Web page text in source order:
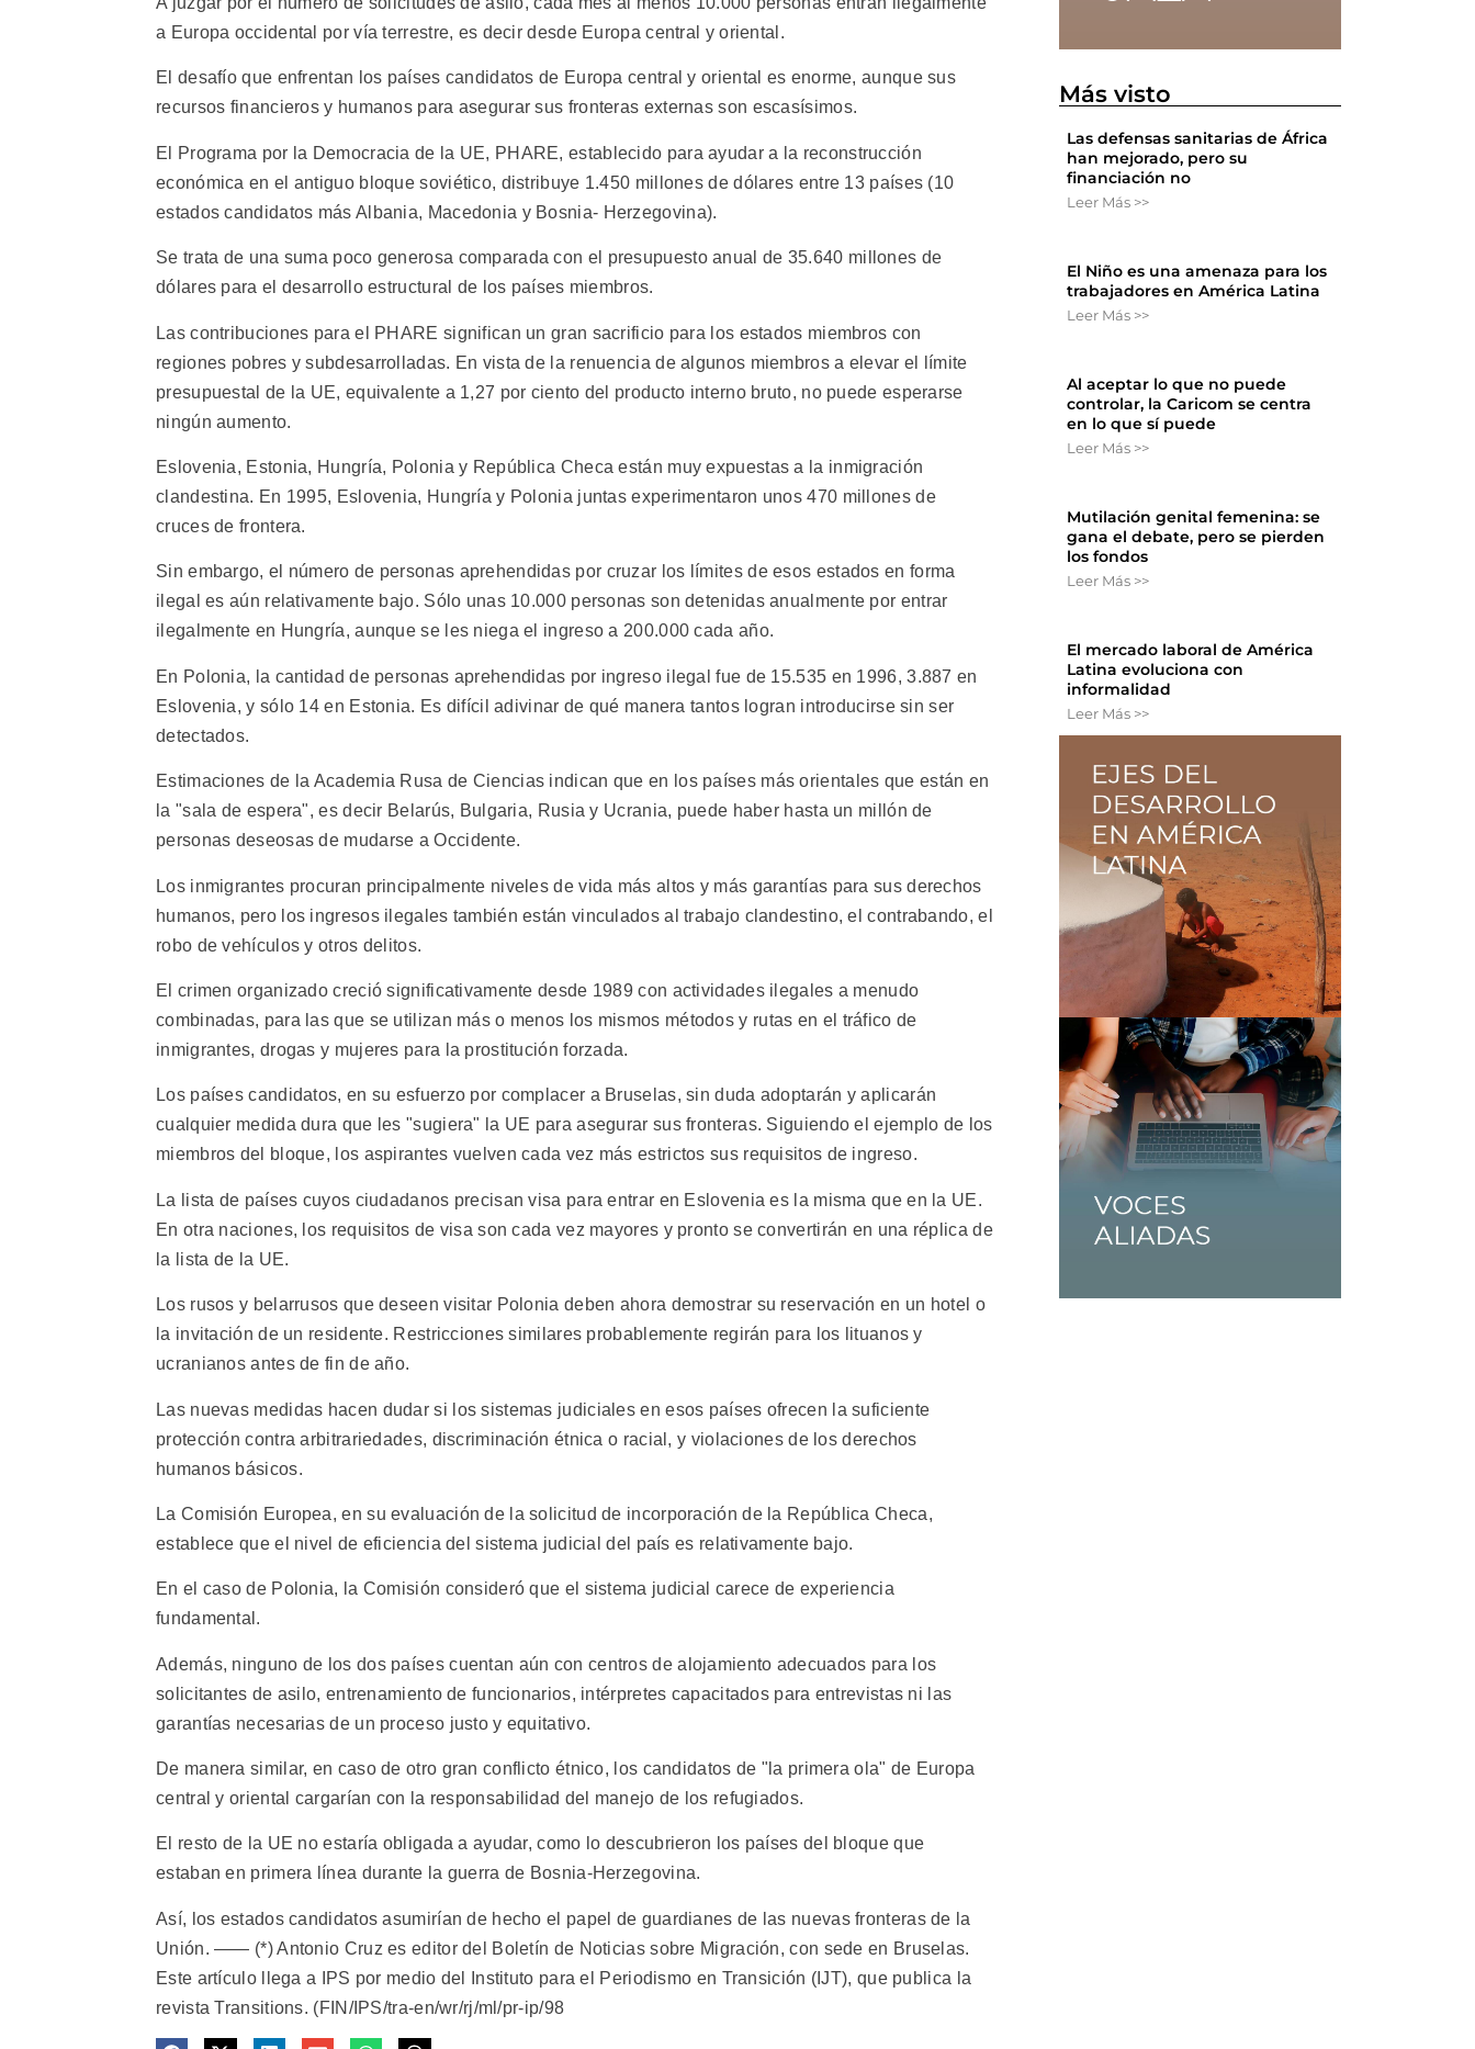
a Europa occidental por vía terrestre, es decir desde Europa central y oriental.
El desafío que enfrentan los países candidatos de Europa central y oriental es enorme, aunque sus
recursos financieros y humanos para asegurar sus fronteras externas son escasísimos.
El Programa por la Democracia de la UE, PHARE, establecido para ayudar a la reconstrucción
económica en el antiguo bloque soviético, distribuye 1.450 millones de dólares entre 13 países (10
estados candidatos más Albania, Macedonia y Bosnia- Herzegovina).
Se trata de una suma poco generosa comparada con el presupuesto anual de 35.640 millones de
dólares para el desarrollo estructural de los países miembros.
Las contribuciones para el PHARE significan un gran sacrificio para los estados miembros con
regiones pobres y subdesarrolladas. En vista de la renuencia de algunos miembros a elevar el límite
presupuestal de la UE, equivalente a 1,27 por ciento del producto interno bruto, no puede esperarse
ningún aumento.
Eslovenia, Estonia, Hungría, Polonia y República Checa están muy expuestas a la inmigración
clandestina. En 1995, Eslovenia, Hungría y Polonia juntas experimentaron unos 470 millones de
cruces de frontera.
Sin embargo, el número de personas aprehendidas por cruzar los límites de esos estados en forma
ilegal es aún relativamente bajo. Sólo unas 10.000 personas son detenidas anualmente por entrar
ilegalmente en Hungría, aunque se les niega el ingreso a 200.000 cada año.
En Polonia, la cantidad de personas aprehendidas por ingreso ilegal fue de 15.535 en 1996, 3.887 en
Eslovenia, y sólo 14 en Estonia. Es difícil adivinar de qué manera tantos logran introducirse sin ser
detectados.
Estimaciones de la Academia Rusa de Ciencias indican que en los países más orientales que están en
la "sala de espera", es decir Belarús, Bulgaria, Rusia y Ucrania, puede haber hasta un millón de
personas deseosas de mudarse a Occidente.
Los inmigrantes procuran principalmente niveles de vida más altos y más garantías para sus derechos
humanos, pero los ingresos ilegales también están vinculados al trabajo clandestino, el contrabando, el
robo de vehículos y otros delitos.
El crimen organizado creció significativamente desde 1989 con actividades ilegales a menudo
combinadas, para las que se utilizan más o menos los mismos métodos y rutas en el tráfico de
inmigrantes, drogas y mujeres para la prostitución forzada.
Los países candidatos, en su esfuerzo por complacer a Bruselas, sin duda adoptarán y aplicarán
cualquier medida dura que les "sugiera" la UE para asegurar sus fronteras. Siguiendo el ejemplo de los
miembros del bloque, los aspirantes vuelven cada vez más estrictos sus requisitos de ingreso.
La lista de países cuyos ciudadanos precisan visa para entrar en Eslovenia es la misma que en la UE.
En otra naciones, los requisitos de visa son cada vez mayores y pronto se convertirán en una réplica de
la lista de la UE.
Los rusos y belarrusos que deseen visitar Polonia deben ahora demostrar su reservación en un hotel o
la invitación de un residente. Restricciones similares probablemente regirán para los lituanos y
ucranianos antes de fin de año.
Las nuevas medidas hacen dudar si los sistemas judiciales en esos países ofrecen la suficiente
protección contra arbitrariedades, discriminación étnica o racial, y violaciones de los derechos
humanos básicos.
La Comisión Europea, en su evaluación de la solicitud de incorporación de la República Checa,
establece que el nivel de eficiencia del sistema judicial del país es relativamente bajo.
En el caso de Polonia, la Comisión consideró que el sistema judicial carece de experiencia
fundamental.
Además, ninguno de los dos países cuentan aún con centros de alojamiento adecuados para los
solicitantes de asilo, entrenamiento de funcionarios, intérpretes capacitados para entrevistas ni las
garantías necesarias de un proceso justo y equitativo.
De manera similar, en caso de otro gran conflicto étnico, los candidatos de "la primera ola" de Europa
central y oriental cargarían con la responsabilidad del manejo de los refugiados.
El resto de la UE no estaría obligada a ayudar, como lo descubrieron los países del bloque que
estaban en primera línea durante la guerra de Bosnia-Herzegovina.
Así, los estados candidatos asumirían de hecho el papel de guardianes de las nuevas fronteras de la
Unión. —— (*) Antonio Cruz es editor del Boletín de Noticias sobre Migración, con sede en Bruselas.
Este artículo llega a IPS por medio del Instituto para el Periodismo en Transición (IJT), que publica la
revista Transitions. (FIN/IPS/tra-en/wr/rj/ml/pr-ip/98
Más visto
Las defensas sanitarias de África
han mejorado, pero su
financiación no
Leer Más >>
El Niño es una amenaza para los
trabajadores en América Latina
Leer Más >>
Al aceptar lo que no puede
controlar, la Caricom se centra
en lo que sí puede
Leer Más >>
Mutilación genital femenina: se
gana el debate, pero se pierden
los fondos
Leer Más >>
El mercado laboral de América
Latina evoluciona con
informalidad
Leer Más >>